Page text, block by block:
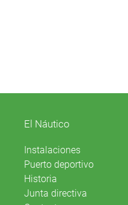
El Náutico
Instalaciones
Puerto deportivo
Historia
Junta directiva